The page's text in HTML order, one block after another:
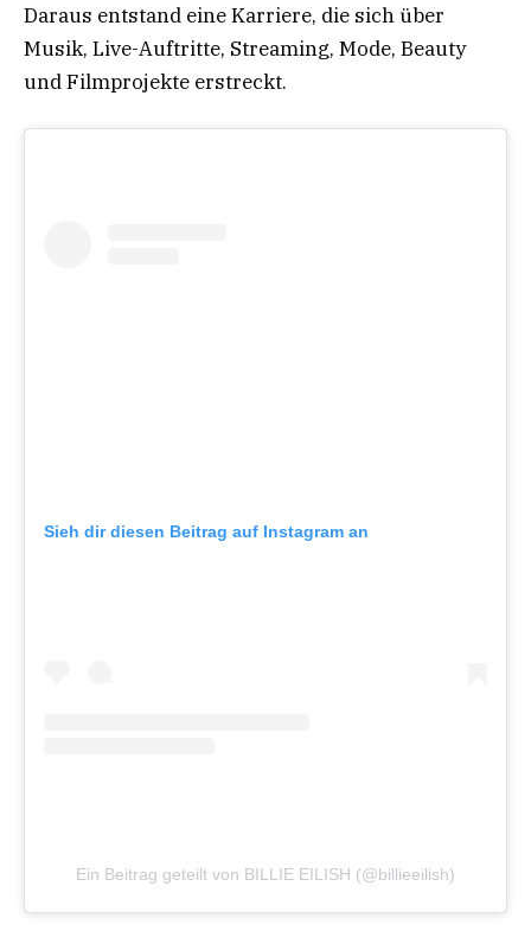
Daraus entstand eine Karriere, die sich über
Musik, Live-Auftritte, Streaming, Mode, Beauty
und Filmprojekte erstreckt.
Sieh dir diesen Beitrag auf Instagram an
Ein Beitrag geteilt von BILLIE EILISH (@billieeilish)